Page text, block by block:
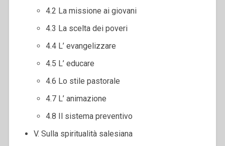
4.2 La missione ai giovani
4.3 La scelta dei poveri
4.4 L’ evangelizzare
4.5 L’ educare
4.6 Lo stile pastorale
4.7 L’ animazione
4.8 Il sistema preventivo
V. Sulla spiritualità salesiana